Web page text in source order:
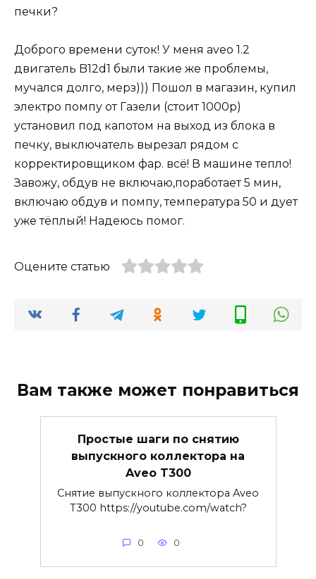
печки?
Доброго времени суток! У меня aveo 1.2
двигатель B12d1 были такие же проблемы,
мучался долго, мерз))) Пошол в магазин, купил
электро помпу от Газели (стоит 1000р)
установил под капотом на выход из блока в
печку, выключатель вырезал рядом с
корректировщиком фар. всё! В машине тепло!
Завожу, обдув не включаю,поработает 5 мин,
включаю обдув и помпу, температура 50 и дует
уже тёплый! Надеюсь помог.
Оцените статью
Вам также может понравиться
Простые шаги по снятию
выпускного коллектора на
Aveo T300
Снятие выпускного коллектора Aveo
T300 https://youtube.com/watch?
0 0